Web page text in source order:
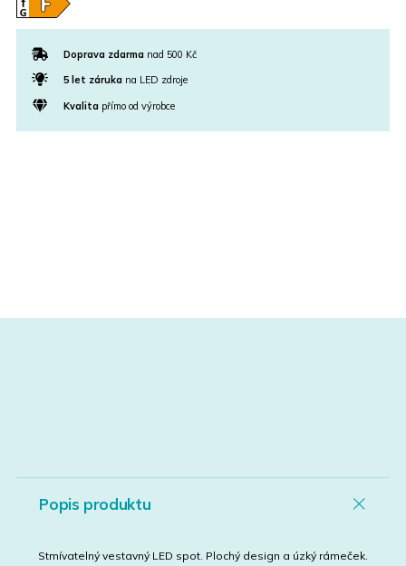
Doprava zdarma nad 500 Kč
5 let zárukana LED zdroje
Kvalitapřímo od výrobce
Popis produktu
Stmívatelný vestavný LED spot. Plochý design a úzký rámeček.